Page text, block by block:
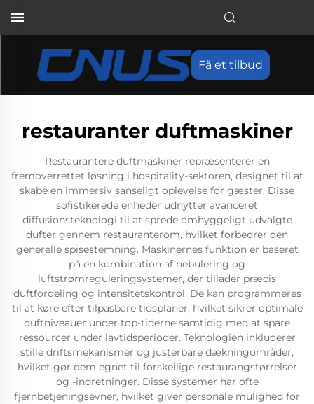
Få et tilbud
restauranter duftmaskiner
Restaurantere duftmaskiner repræsenterer en
fremoverrettet løsning i hospitality-sektoren, designet til at
skabe en immersiv sanseligt oplevelse for gæster. Disse
sofistikerede enheder udnytter avanceret
diffusionsteknologi til at sprede omhyggeligt udvalgte
dufter gennem restauranterom, hvilket forbedrer den
generelle spisestemning. Maskinernes funktion er baseret
på en kombination af nebulering og
luftstrømreguleringsystemer, der tillader præcis
duftfordeling og intensitetskontrol. De kan programmeres
til at køre efter tilpasbare tidsplaner, hvilket sikrer optimale
duftniveauer under top-tiderne samtidig med at spare
ressourcer under lavtidsperioder. Teknologien inkluderer
stille driftsmekanismer og justerbare dækningområder,
hvilket gør dem egnet til forskellige restaurangstørrelser
og -indretninger. Disse systemer har ofte
fjernbetjeningsevner, hvilket giver personale mulighed for